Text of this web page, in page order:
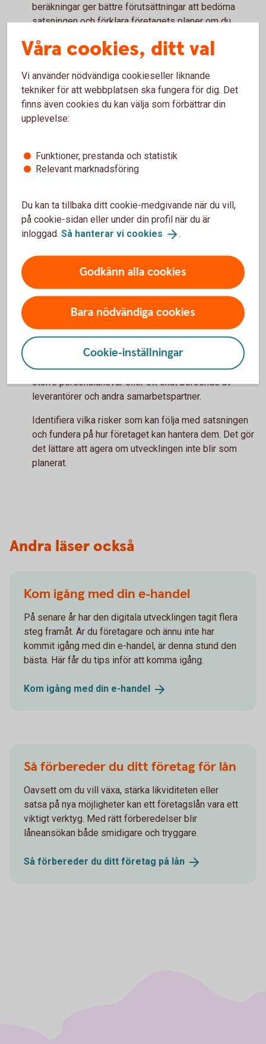
beräkningar ger bättre förutsättningar att bedöma
satsningen och förklara företagets planer om du
Vilken kompetens behöver företaget?
Planera för fler medarbetare. Om företaget ska växa
kan du behöva anställa fler. Då handlar det inte bara
om att hitta rätt kompetens, utan också om att skapa
förutsättningar för medarbetarna att vilja stanna.
påverkas när ni blir fler. Det som fungerade när
företaget var litet kan behöva utvecklas när
Vad behöver du själv släppa eller
delegera?
När företaget växer blir det ofta svårare att vara
Fundera därför på vilka uppgifter du behöver fortsätta
ansvara för och vad andra kan ta över. Att delegera kan
frigöra tid till de frågor där du gör störst skillnad för
företagets fortsatta utveckling.
Vilka risker kan tillväxten innebära?
Tillväxt innebär möjligheter, men kan också föra med
sig nya risker. Det kan handla om ökade kostnader,
större personalansvar eller ett ökat beroende av
leverantörer och andra samarbetspartner.
Identifiera vilka risker som kan följa med satsningen
och fundera på hur företaget kan hantera dem. Det gör
det lättare att agera om utvecklingen inte blir som
planerat.
Andra läser också
Kom igång med din e-handel
På senare år har den digitala utvecklingen tagit flera
steg framåt. Är du företagare och ännu inte har
kommit igång med din e-handel, är denna stund den
bästa. Här får du tips inför att komma igång.
Kom igång med din e-handel
Så förbereder du ditt företag för lån
Oavsett om du vill växa, stärka likviditeten eller
satsa på nya möjligheter kan ett företagslån vara ett
viktigt verktyg. Med rätt förberedelser blir
låneansökan både smidigare och tryggare.
Så förbereder du ditt företag på lån
Våra cookies, ditt val
Vi använder nödvändiga cookieseller liknande
tekniker för att webbplatsen ska fungera för dig. Det
finns även cookies du kan välja som förbättrar din
upplevelse:
Funktioner, prestanda och statistik
Relevant marknadsföring
Du kan ta tillbaka ditt cookie-medgivande när du vill,
på cookie-sidan eller under din profil när du är
inloggad. Så hanterar vi cookies .
Godkänn alla cookies
Bara nödvändiga cookies
Cookie-inställningar